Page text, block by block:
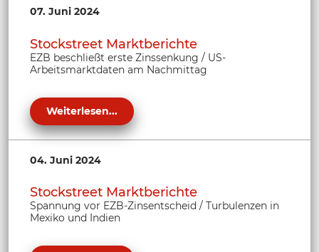
07. Juni 2024
Stockstreet Marktberichte
EZB beschließt erste Zinssenkung / US-
Arbeitsmarktdaten am Nachmittag
Weiterlesen...
04. Juni 2024
Stockstreet Marktberichte
Spannung vor EZB-Zinsentscheid / Turbulenzen in
Mexiko und Indien